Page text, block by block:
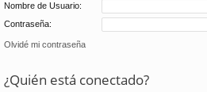
Nombre de Usuario:
Contraseña:
Olvidé mi contraseña
¿Quién está conectado?